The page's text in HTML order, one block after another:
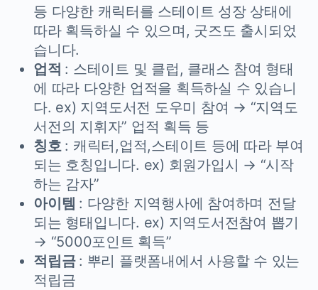
등 다양한 캐릭터를 스테이트 성장 상태에
따라 획득하실 수 있으며, 굿즈도 출시되었
습니다.
업적 : 스테이트 및 클럽, 클래스 참여 형태
에 따라 다양한 업적을 획득하실 수 있습니
다. ex) 지역도서전 도우미 참여 → “지역도
서전의 지휘자” 업적 획득 등
칭호 : 캐릭터,업적,스테이트 등에 따라 부여
되는 호칭입니다. ex) 회원가입시 → “시작
하는 감자”
아이템 : 다양한 지역행사에 참여하며 전달
되는 형태입니다. ex) 지역도서전참여 뽑기
→ “5000포인트 획득”
적립금 : 뿌리 플랫폼내에서 사용할 수 있는
적립금